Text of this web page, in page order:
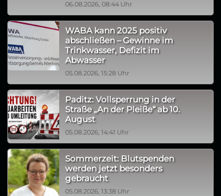
06.08.2026, 08:44 Uhr
WABA kann 2025 positiv
abschließen – Gewinne im
Trinkwasser, Defizit im
Abwasser
05.08.2026, 15:28 Uhr
Paditz: Vollsperrung in der
Straße „An der Pleiße“ ab 10.
August
05.08.2026, 14:41 Uhr
Sommerzeit: Blutspenden
werden jetzt besonders
gebraucht
05.08.2026, 13:38 Uhr